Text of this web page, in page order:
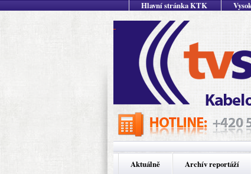
Hlavní stránka KTK
Aktuálně Archív reportáží